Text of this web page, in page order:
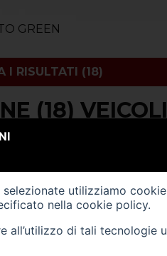
GREEN
(18) VEICOLI
utilizziamo
nella cookie policy.
all’utilizzo di tali tecnologie